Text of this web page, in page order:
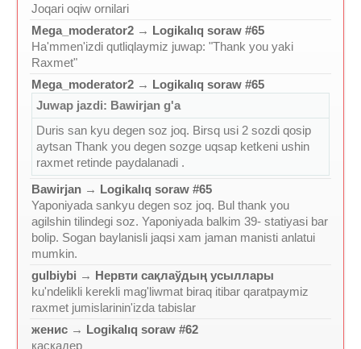
Joqari oqiw ornilari
Mega_moderator2 → Logikalıq soraw #65
Ha'mmen'izdi qutliqlaymiz juwap: "Thank you yaki
Raxmet"
Mega_moderator2 → Logikalıq soraw #65
Juwap jazdi: Bawirjan g'a
Duris san kyu degen soz joq. Birsq usi 2 sozdi qosip
aytsan Thank you degen sozge uqsap ketkeni ushin
raxmet retinde paydalanadi .
Bawirjan → Logikalıq soraw #65
Yaponiyada sankyu degen soz joq. Bul thank you
agilshin tilindegi soz. Yaponiyada balkim 39- statiyasi bar
bolip. Sogan baylanisli jaqsi xam jaman manisti anlatui
mumkin.
gulbiybi → Нервти сақлаўдың усыллары
ku'ndelikli kerekli mag'liwmat biraq itibar qaratpaymiz
raxmet jumislarinin'izda tabislar
женис → Logikalıq soraw #62
каскадер